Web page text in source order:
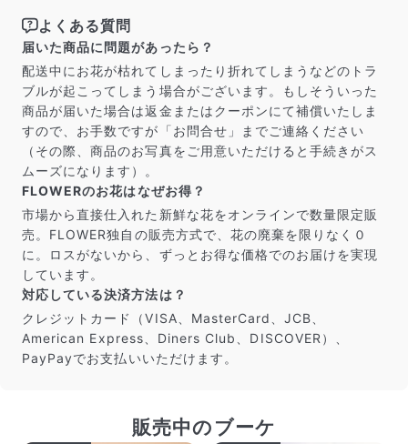
よくある質問
届いた商品に問題があったら？
配送中にお花が枯れてしまったり折れてしまうなどのトラ
ブルが起こってしまう場合がございます。もしそういった
商品が届いた場合は返金またはクーポンにて補償いたしま
すので、お手数ですが「お問合せ」までご連絡ください
（その際、商品のお写真をご用意いただけると手続きがス
ムーズになります）。
FLOWERのお花はなぜお得？
市場から直接仕入れた新鮮な花をオンラインで数量限定販
売。FLOWER独自の販売方式で、花の廃棄を限りなく０
に。ロスがないから、ずっとお得な価格でのお届けを実現
しています。
対応している決済方法は？
クレジットカード（VISA、MasterCard、JCB、
American Express、Diners Club、DISCOVER）、
PayPayでお支払いいただけます。
販売中のブーケ